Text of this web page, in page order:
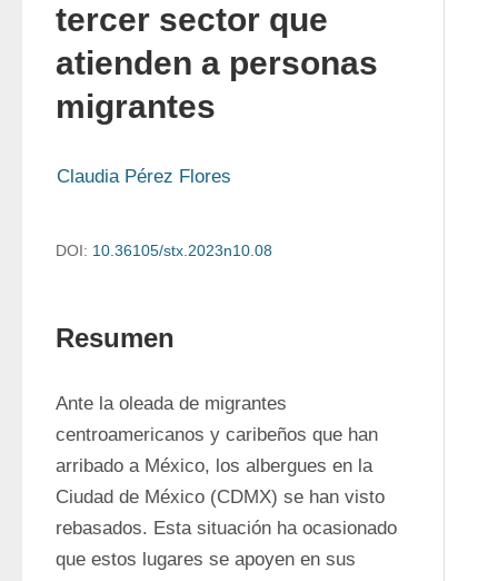
tercer sector que
atienden a personas
migrantes
Claudia Pérez Flores
DOI: 10.36105/stx.2023n10.08
Resumen
Ante la oleada de migrantes
centroamericanos y caribeños que han
arribado a México, los albergues en la
Ciudad de México (CDMX) se han visto
rebasados. Esta situación ha ocasionado
que estos lugares se apoyen en sus